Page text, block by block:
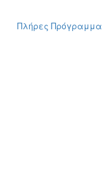
Πλήρες Πρόγραμμα